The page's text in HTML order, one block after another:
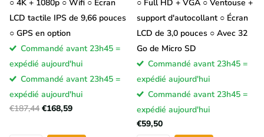
○ 4K + 1080p ○ Wifi ○ Écran
LCD tactile IPS de 9,66 pouces
○ GPS en option
Commandé avant 23h45 =
expédié aujourd'hui
Commandé avant 23h45 =
expédié aujourd'hui
€187,44 €168,59
○ Full HD + VGA ○ Ventouse +
support d'autocollant ○ Écran
LCD de 3,0 pouces ○ Avec 32
Go de Micro SD
Commandé avant 23h45 =
expédié aujourd'hui
Commandé avant 23h45 =
expédié aujourd'hui
€59,50